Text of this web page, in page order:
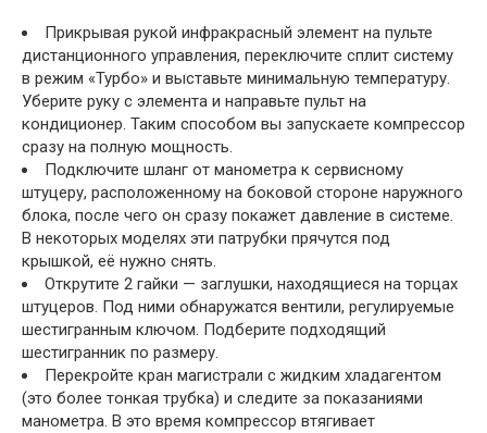
Прикрывая рукой инфракрасный элемент на пульте
дистанционного управления, переключите сплит систему
в режим «Турбо» и выставьте минимальную температуру.
Уберите руку с элемента и направьте пульт на
кондиционер. Таким способом вы запускаете компрессор
сразу на полную мощность.
Подключите шланг от манометра к сервисному
штуцеру, расположенному на боковой стороне наружного
блока, после чего он сразу покажет давление в системе.
В некоторых моделях эти патрубки прячутся под
крышкой, её нужно снять.
Открутите 2 гайки — заглушки, находящиеся на торцах
штуцеров. Под ними обнаружатся вентили, регулируемые
шестигранным ключом. Подберите подходящий
шестигранник по размеру.
Перекройте кран магистрали с жидким хладагентом
(это более тонкая трубка) и следите за показаниями
манометра. В это время компрессор втягивает